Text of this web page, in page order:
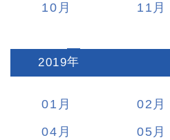
10
11
2019:
01 02
04
05